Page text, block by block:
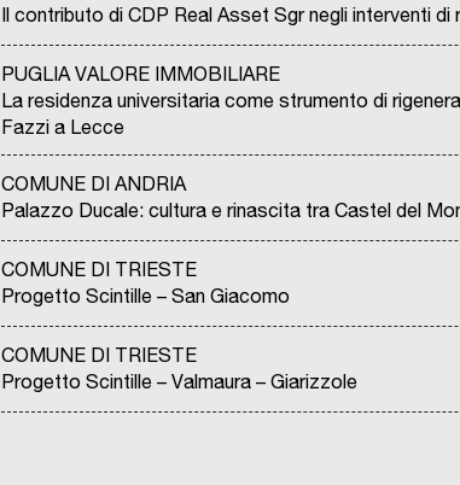
Il contributo di CDP Real Asset Sgr negli interventi di
PUGLIA VALORE IMMOBILIARE
La residenza universitaria come strumento di
Fazzi a Lecce
COMUNE DI ANDRIA
Palazzo Ducale: cultura e rinascita tra Castel del
COMUNE DI TRIESTE
Progetto Scintille – San Giacomo
COMUNE DI TRIESTE
Progetto Scintille – Valmaura – Giarizzole